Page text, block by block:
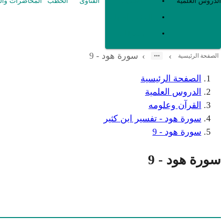
الصفحة الرئيسية ›
› سورة هود - 9
الصفحة الرئيسية
الدروس العلمية
القرآن وعلومه
سورة هود - تفسير ابن كثير
سورة هود - 9
سورة هود - 9